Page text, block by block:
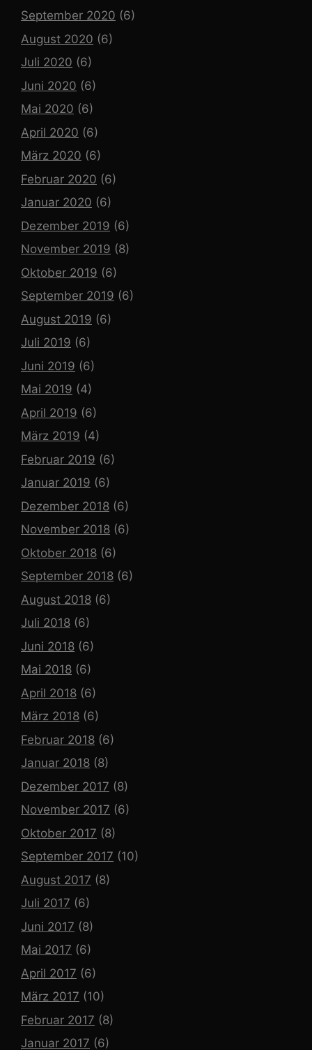
September 2020 (6)
August 2020 (6)
Juli 2020 (6)
Juni 2020 (6)
Mai 2020 (6)
April 2020 (6)
März 2020 (6)
Februar 2020 (6)
Januar 2020 (6)
Dezember 2019 (6)
November 2019 (8)
Oktober 2019 (6)
September 2019 (6)
August 2019 (6)
Juli 2019 (6)
Juni 2019 (6)
Mai 2019 (4)
April 2019 (6)
März 2019 (4)
Februar 2019 (6)
Januar 2019 (6)
Dezember 2018 (6)
November 2018 (6)
Oktober 2018 (6)
September 2018 (6)
August 2018 (6)
Juli 2018 (6)
Juni 2018 (6)
Mai 2018 (6)
April 2018 (6)
März 2018 (6)
Februar 2018 (6)
Januar 2018 (8)
Dezember 2017 (8)
November 2017 (6)
Oktober 2017 (8)
September 2017 (10)
August 2017 (8)
Juli 2017 (6)
Juni 2017 (8)
Mai 2017 (6)
April 2017 (6)
März 2017 (10)
Februar 2017 (8)
Januar 2017 (6)